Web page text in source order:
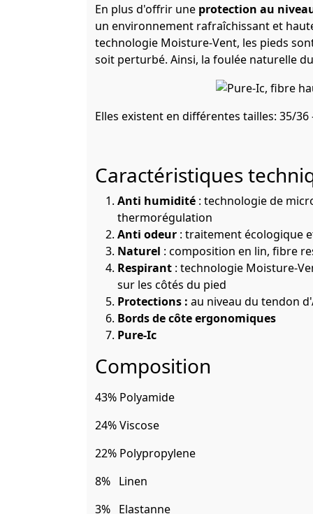
En plus d'offrir une protection au
un environnement rafraîchissant et
technologie Moisture-Vent, les pieds
soit perturbé. Ainsi, la foulée naturelle
Elles existent en différentes tailles: 35/36
Caractéristiques
Anti humidité : technologie de
thermorégulation
Anti odeur : traitement écologique
Naturel : composition en lin, fibre
Respirant : technologie Moisture-
sur les côtés du pied
Protections : au niveau du tendon
Bords de côte ergonomiques
Pure-Ic
Composition
43% Polyamide
24% Viscose
22% Polypropylene
8% Linen
3% Elastanne